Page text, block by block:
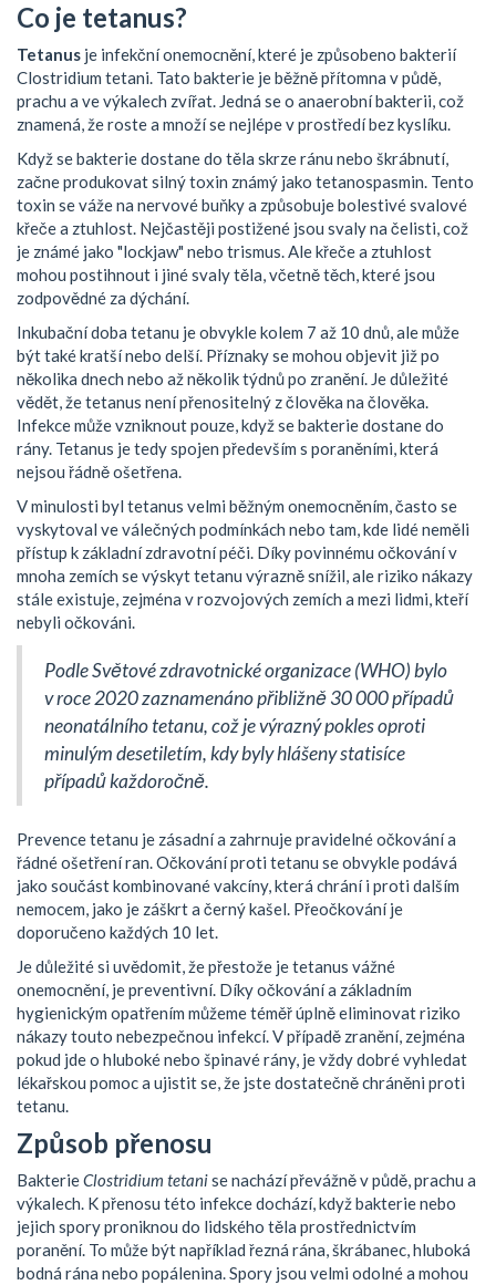
Co je tetanus?
Tetanus je infekční onemocnění, které je způsobeno bakterií
Clostridium tetani. Tato bakterie je běžně přítomna v půdě,
prachu a ve výkalech zvířat. Jedná se o anaerobní bakterii, což
znamená, že roste a množí se nejlépe v prostředí bez kyslíku.
Když se bakterie dostane do těla skrze ránu nebo škrábnutí,
začne produkovat silný toxin známý jako tetanospasmin. Tento
toxin se váže na nervové buňky a způsobuje bolestivé svalové
křeče a ztuhlost. Nejčastěji postižené jsou svaly na čelisti, což
je známé jako "lockjaw" nebo trismus. Ale křeče a ztuhlost
mohou postihnout i jiné svaly těla, včetně těch, které jsou
zodpovědné za dýchání.
Inkubační doba tetanu je obvykle kolem 7 až 10 dnů, ale může
být také kratší nebo delší. Příznaky se mohou objevit již po
několika dnech nebo až několik týdnů po zranění. Je důležité
vědět, že tetanus není přenositelný z člověka na člověka.
Infekce může vzniknout pouze, když se bakterie dostane do
rány. Tetanus je tedy spojen především s poraněními, která
nejsou řádně ošetřena.
V minulosti byl tetanus velmi běžným onemocněním, často se
vyskytoval ve válečných podmínkách nebo tam, kde lidé neměli
přístup k základní zdravotní péči. Díky povinnému očkování v
mnoha zemích se výskyt tetanu výrazně snížil, ale riziko nákazy
stále existuje, zejména v rozvojových zemích a mezi lidmi, kteří
nebyli očkováni.
Podle Světové zdravotnické organizace (WHO) bylo
v roce 2020 zaznamenáno přibližně 30 000 případů
neonatálního tetanu, což je výrazný pokles oproti
minulým desetiletím, kdy byly hlášeny statisíce
případů každoročně.
Prevence tetanu je zásadní a zahrnuje pravidelné očkování a
řádné ošetření ran. Očkování proti tetanu se obvykle podává
jako součást kombinované vakcíny, která chrání i proti dalším
nemocem, jako je záškrt a černý kašel. Přeočkování je
doporučeno každých 10 let.
Je důležité si uvědomit, že přestože je tetanus vážné
onemocnění, je preventivní. Díky očkování a základním
hygienickým opatřením můžeme téměř úplně eliminovat riziko
nákazy touto nebezpečnou infekcí. V případě zranění, zejména
pokud jde o hluboké nebo špinavé rány, je vždy dobré vyhledat
lékařskou pomoc a ujistit se, že jste dostatečně chráněni proti
tetanu.
Způsob přenosu
BakterieClostridium tetanise nachází převážně v půdě, prachu a
výkalech. K přenosu této infekce dochází, když bakterie nebo
jejich spory proniknou do lidského těla prostřednictvím
poranění. To může být například řezná rána, škrábanec, hluboká
bodná rána nebo popálenina. Spory jsou velmi odolné a mohou